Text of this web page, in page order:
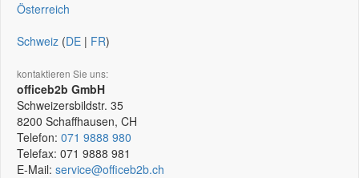
Österreich
Schweiz (DE | FR)
kontaktieren Sie uns:
officeb2b GmbH
Schweizersbildstr. 35
8200 Schaffhausen, CH
Telefon: 071 9888 980
Telefax: 071 9888 981
E-Mail: service@officeb2b.ch